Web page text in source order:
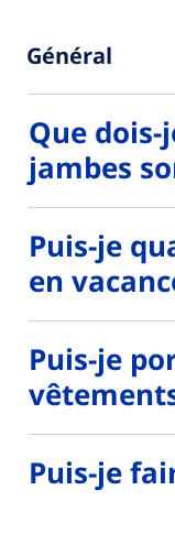
Général
Que
jambes
Puis-je
en
Puis-je
Puis-je